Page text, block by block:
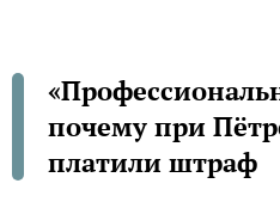
почему при
платили штраф